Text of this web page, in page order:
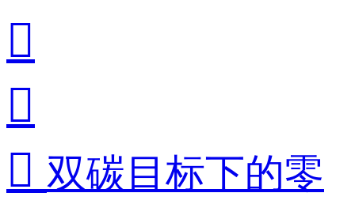


 双碳目标下的零